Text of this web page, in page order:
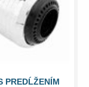
PREDĹŽENÍM